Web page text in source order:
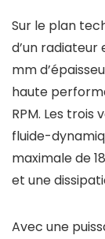
Sur le plan
d’un radiateur
mm
haute
RPM. Les
fluide-
maximale de
et une
Avec une